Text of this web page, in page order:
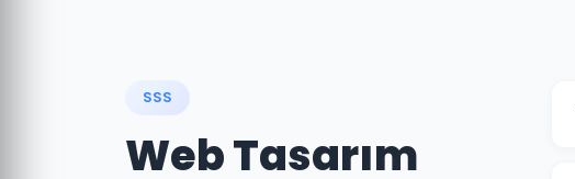
SSS
Web Tasarım